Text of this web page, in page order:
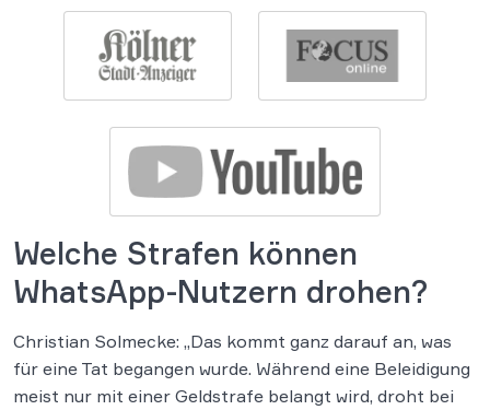
Welche Strafen können
WhatsApp-Nutzern drohen?
Christian Solmecke: „Das kommt ganz darauf an, was
für eine Tat begangen wurde. Während eine Beleidigung
meist nur mit einer Geldstrafe belangt wird, droht bei